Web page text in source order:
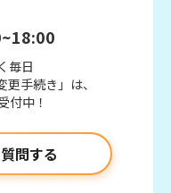
毎日
更手続き」は、
付中！
問する